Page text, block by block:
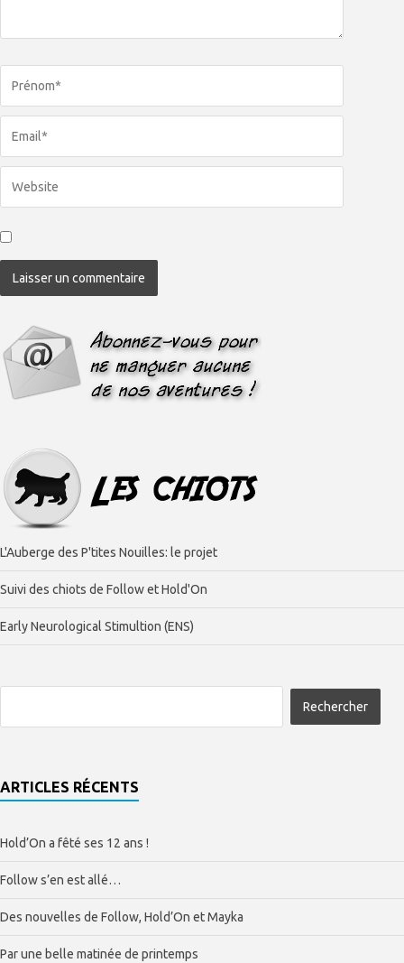
L'Auberge des P'tites Nouilles: le projet
Suivi des chiots de Follow et Hold'On
Early Neurological Stimultion (ENS)
ARTICLES RÉCENTS
Hold’On a fêté ses 12 ans !
Follow s’en est allé…
Des nouvelles de Follow, Hold’On et Mayka
Par une belle matinée de printemps